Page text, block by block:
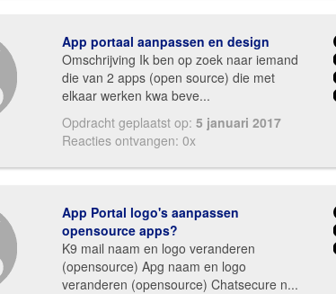
App portaal aanpassen en design
Omschrijving Ik ben op zoek naar iemand
die van 2 apps (open source) die met
elkaar werken kwa beve...
Opdracht geplaatst op:5 januari 2017
Reacties ontvangen: 0x
App Portal logo's aanpassen
opensource apps?
K9 mail naam en logo veranderen
(opensource) Apg naam en logo
veranderen (opensource) Chatsecure n...